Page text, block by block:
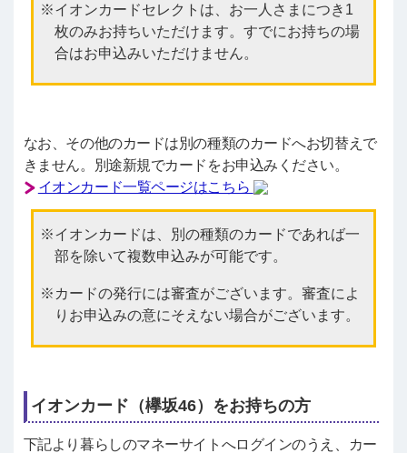
イオンカードセレクトは、お一人さまにつき1
枚のみお持ちいただけます。すでにお持ちの場
合はお申込みいただけません。
なお、その他のカードは別の種類のカードへお切替えで
きません。別途新規でカードをお申込みください。
イオンカード一覧ページはこちら
イオンカードは、別の種類のカードであれば一
部を除いて複数申込みが可能です。
カードの発行には審査がございます。審査によ
りお申込みの意にそえない場合がございます。
イオンカード（欅坂46）をお持ちの方
下記より暮らしのマネーサイトへログインのうえ、カー